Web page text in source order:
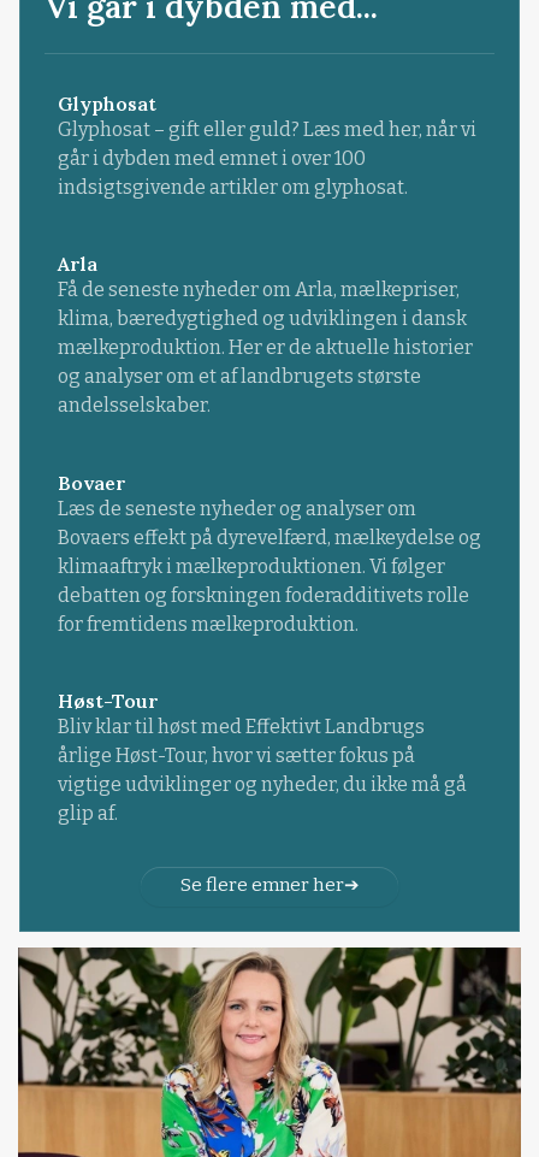
Glyphosat
Glyphosat – gift eller guld? Læs med her, når vi
går i dybden med emnet i over 100
indsigtsgivende artikler om glyphosat.
Arla
Få de seneste nyheder om Arla, mælkepriser,
klima, bæredygtighed og udviklingen i dansk
mælkeproduktion. Her er de aktuelle historier
og analyser om et af landbrugets største
andelsselskaber.
Bovaer
Læs de seneste nyheder og analyser om
Bovaers effekt på dyrevelfærd, mælkeydelse og
klimaaftryk i mælkeproduktionen. Vi følger
debatten og forskningen foderadditivets rolle
for fremtidens mælkeproduktion.
Høst-Tour
Bliv klar til høst med Effektivt Landbrugs
årlige Høst-Tour, hvor vi sætter fokus på
vigtige udviklinger og nyheder, du ikke må gå
glip af.
Se flere emner her